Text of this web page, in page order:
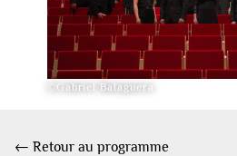
©Gabriel Balaguera
← Retour au programme